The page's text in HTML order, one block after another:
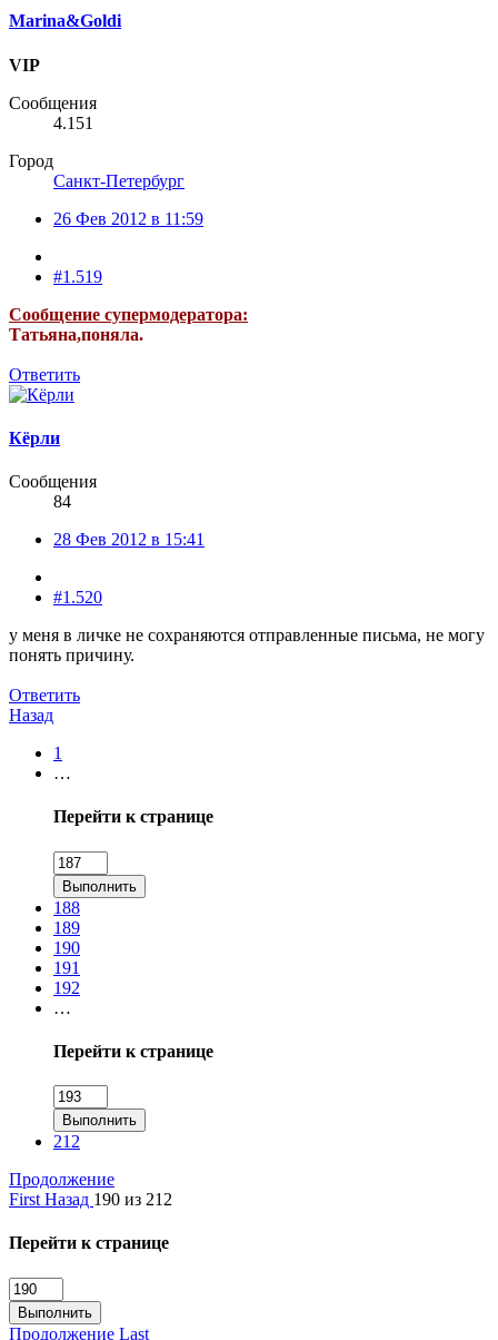
Marina&Goldi
VIP
Сообщения
4.151
Город
Санкт-Петербург
26 Фев 2012 в 11:59
#1.519
Сообщение супермодератора:
Татьяна,поняла.
Ответить
Кёрли
Сообщения
84
28 Фев 2012 в 15:41
#1.520
у меня в личке не сохраняются отправленные письма, не могу
понять причину.
Ответить
Назад
1
…
Перейти к странице
Выполнить
188
189
190
191
192
…
Перейти к странице
Выполнить
212
Продолжение
First Назад 190 из 212
Перейти к странице
Выполнить
Продолжение Last